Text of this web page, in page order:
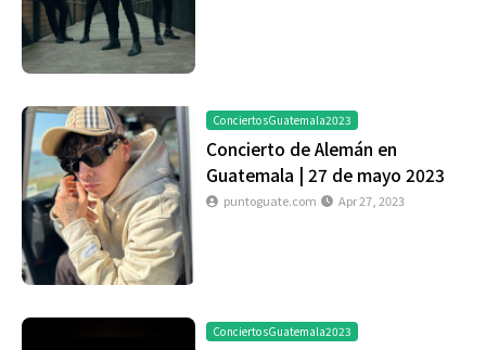
ConciertosGuatemala2023
Concierto de Alemán en
Guatemala | 27 de mayo 2023
puntoguate.com Apr 27, 2023
ConciertosGuatemala2023